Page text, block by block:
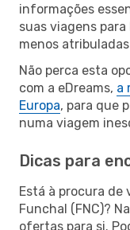
informações
suas viagens para
menos
Não perca esta
com a eDreams, a
Europa, para que
numa viagem
Dicas para
Está à procura de
Funchal (FNC)?
ofertas para si.